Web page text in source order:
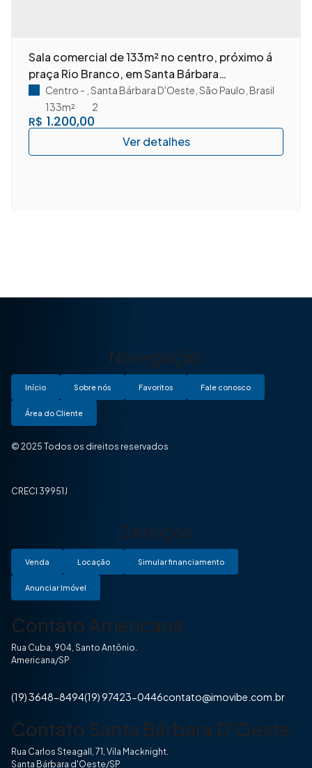
Sala comercial de 133m² no centro, próximo á
praça Rio Branco, em Santa Bárbara
D'Oeste/SP.
R$ 1.200,00
Centro Santa Bárbara D'Oeste São Paulo Brasil
2
133m²
Navegação
Início Sobre nós Favoritos Fale conosco
Área do Cliente
© 2025 Todos os direitos reservados
CRECI 39951J
Serviços
Venda Locação Simular financiamento
Anunciar Imóvel
Contato Americana
Rua Cuba, 904, Santo Antônio.
Americana/SP
(19) 3648-8494(19) 97423-0446contato@imovibe.com.br
Contato Santa Bárbara D'Oeste
Rua Carlos Steagall, 71, Vila Macknight.
Santa Bárbara d'Oeste/SP